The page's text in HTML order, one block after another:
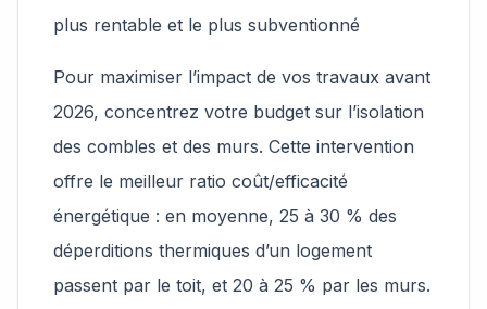
plus rentable et le plus subventionné
Pour maximiser l’impact de vos travaux avant
2026, concentrez votre budget sur l’isolation
des combles et des murs. Cette intervention
offre le meilleur ratio coût/efficacité
énergétique : en moyenne, 25 à 30 % des
déperditions thermiques d’un logement
passent par le toit, et 20 à 25 % par les murs.